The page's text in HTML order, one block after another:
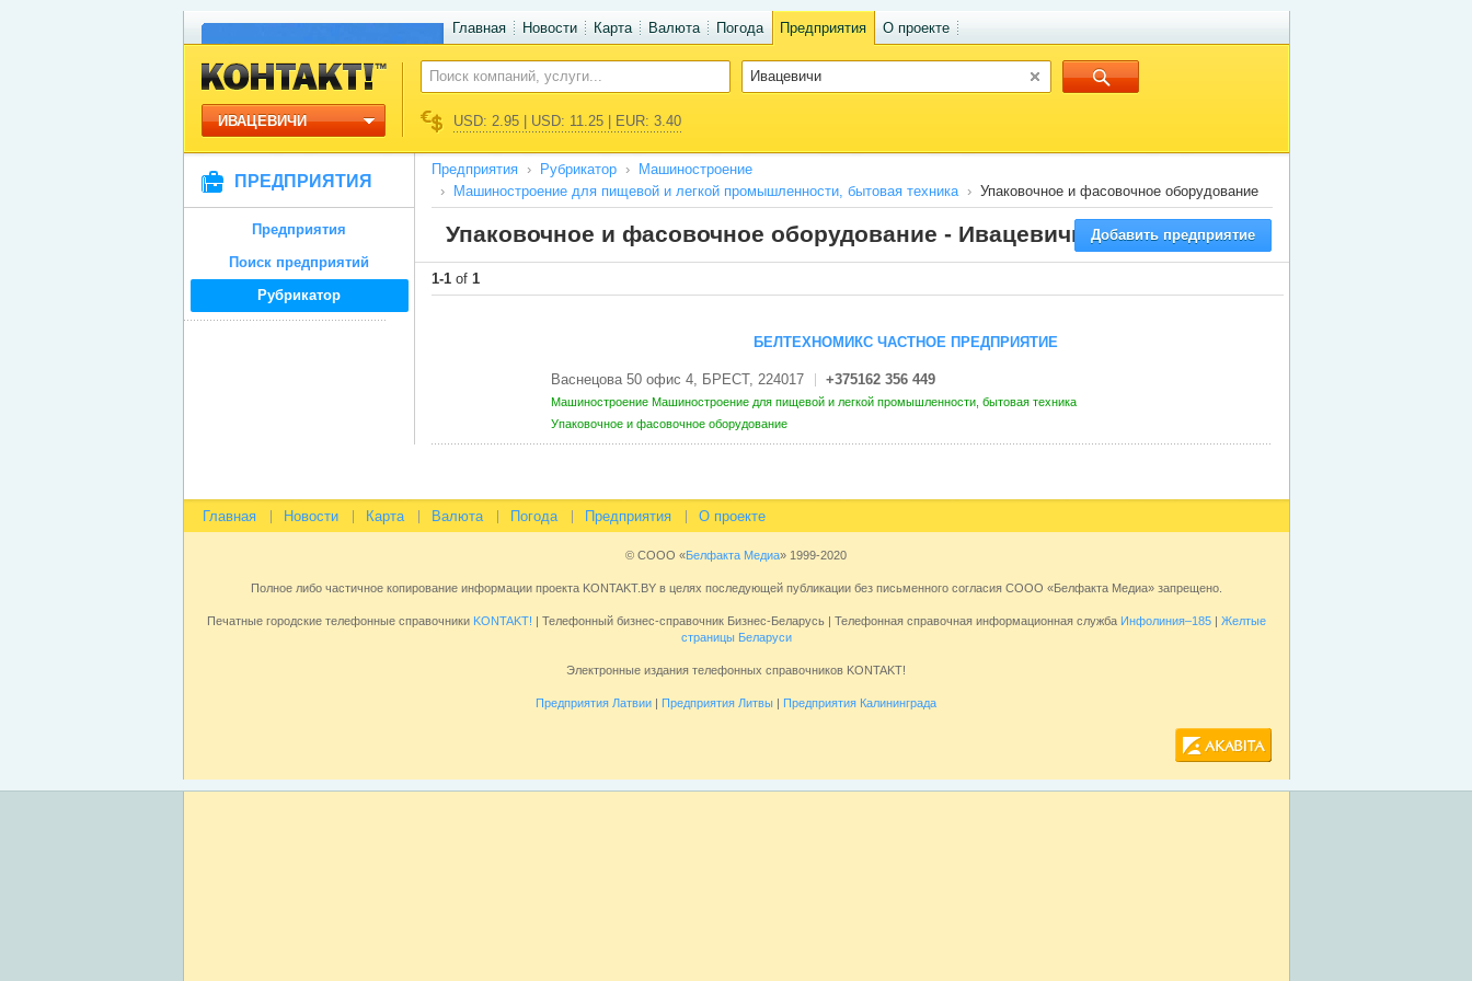
Главная Новости Карта Валюта Погода Предприятия О проекте
ИВАЦЕВИЧИ USD: 2.95 | USD: 11.25 | EUR: 3.40
ПРЕДПРИЯТИЯ
Предприятия
Поиск предприятий
Рубрикатор
Предприятия Рубрикатор
Машиностроение
Машиностроение для пищевой и легкой промышленности, бытовая техника
Упаковочное и фасовочное оборудование
Упаковочное и фасовочное оборудование - Ивацевичи Добавить предприятие
1-1of 1
БЕЛТЕХНОМИКС ЧАСТНОЕ ПРЕДПРИЯТИЕ
Васнецова 50 офис 4, БРЕСТ, 224017 +375162 356 449
Машиностроение Машиностроение для пищевой и легкой промышленности, бытовая техника
Упаковочное и фасовочное оборудование
Главная Новости Карта Валюта Погода Предприятия О проекте
© СООО «Белфакта Медиа» 1999-2020
Полное либо частичное копирование информации проекта KONTAKT.BY в целях последующей публикации без письменного согласия СООО «Белфакта Медиа» запрещено.
Печатные городские телефонные справочникиKONTAKT! | Телефонный бизнес-справочник Бизнес-Беларусь | Телефонная справочная информационная служба Инфолиния–185| Желтые
страницы Беларуси
Электронные издания телефонных справочников KONTAKT!
Предприятия Латвии | Предприятия Литвы | Предприятия Калининграда